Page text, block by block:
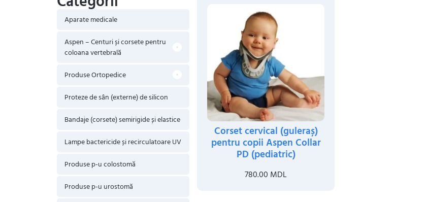
Aparate medicale
Aspen – Centuri și corsete pentru
coloana vertebrală
Produse Ortopedice
Proteze de sân (externe) de silicon
Bandaje (corsete) semirigide și elastice
Lampe bactericide și recirculatoare UV
Produse p-u colostomă
Produse p-u urostomă
Corset cervical (guleraș)
pentru copii Aspen Collar
PD (pediatric)
780.00 MDL